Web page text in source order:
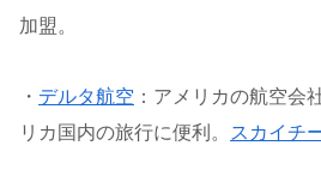
加盟。
・ デルタ航空 ：アメリカの航空会
リカ国内の旅行に便利。
スカイチ